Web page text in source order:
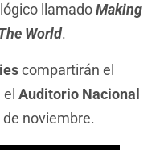
llamadoMaking
World.
compartirán el
el Auditorio Nacional
de noviembre.